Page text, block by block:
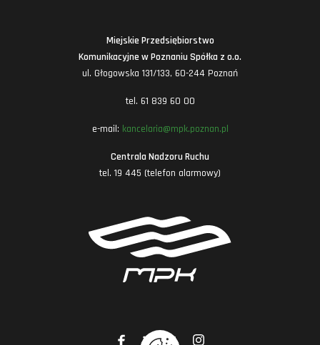
Miejskie Przedsiębiorstwo
Komunikacyjne w Poznaniu Spółka z o.o.
ul. Głogowska 131/133, 60-244 Poznań
tel. 61 839 60 00
e-mail: kancelaria@mpk.poznan.pl
Centrala Nadzoru Ruchu
tel. 19 445 (telefon alarmowy)